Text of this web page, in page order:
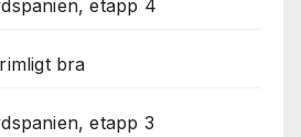
etapp 4
bra
etapp 3